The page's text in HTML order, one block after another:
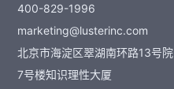
400-829-1996
marketing@lusterinc.com
北京市海淀区翠湖南环路13号院
7号楼知识理性大厦